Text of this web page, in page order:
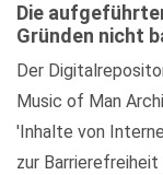
Die
Gründen nicht
Der
Music of Man
'Inhalte von
zur Barrierefreiheit